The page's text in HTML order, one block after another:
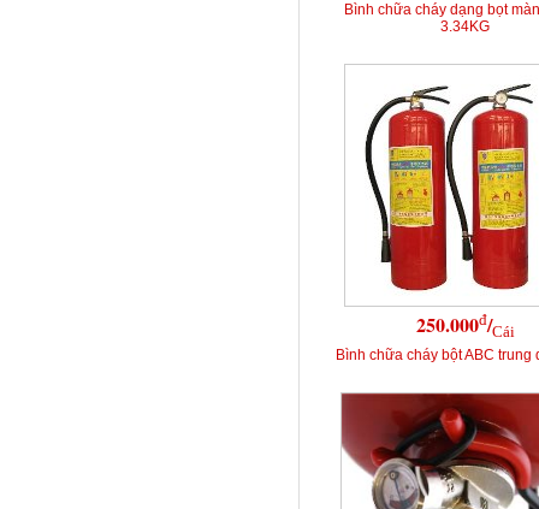
Bình chữa cháy dạng bọt
3.34KG
250.000đ/Cái
Bình chữa cháy bột ABC trung